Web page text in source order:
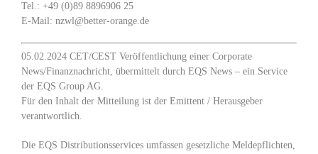
Tel.: +49 (0)89 8896906 25
E-Mail: nzwl@better-orange.de
05.02.2024 CET/CEST Veröffentlichung einer Corporate
News/Finanznachricht, übermittelt durch EQS News – ein Service
der EQS Group AG.
Für den Inhalt der Mitteilung ist der Emittent / Herausgeber
verantwortlich.
Die EQS Distributionsservices umfassen gesetzliche Meldepflichten,